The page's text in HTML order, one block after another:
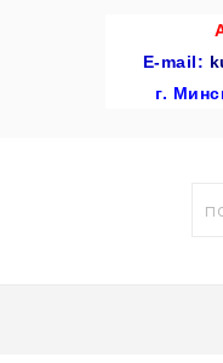
E-mail:
г.